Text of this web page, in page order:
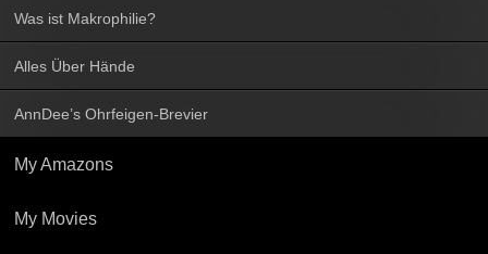
Was ist Makrophilie?
Alles Über Hände
AnnDee’s Ohrfeigen-Brevier
My Amazons
My Movies